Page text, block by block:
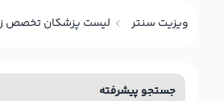
ویزیت سنتر لیست پزشکان تخصص
جستجو پیشرفته